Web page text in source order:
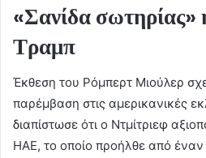
«Σανίδα σωτηρίας»
Τραμπ
Έκθεση του Ρόμπερτ Μιούλερ
παρέμβαση στις αμερικανικές
διαπίστωσε ότι ο Ντμίτριεφ
ΗΑΕ, το οποίο προήλθε από